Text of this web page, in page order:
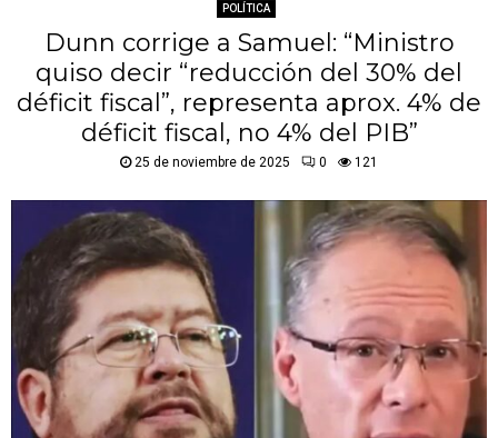
POLÍTICA
Dunn corrige a Samuel: “Ministro
quiso decir “reducción del 30% del
déficit fiscal”, representa aprox. 4% de
déficit fiscal, no 4% del PIB”
25 de noviembre de 2025 0 121